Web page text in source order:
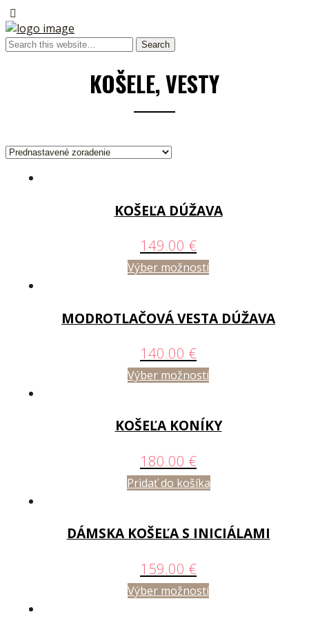
KOŠELE, VESTY
KOŠEĽA DÚŽAVA
149.00 €
Výber možností
MODROTLAČOVÁ VESTA DÚŽAVA
140.00 €
Výber možností
KOŠEĽA KONÍKY
180.00 €
Pridať do košíka
DÁMSKA KOŠEĽA S INICIÁLAMI
159.00 €
Výber možností